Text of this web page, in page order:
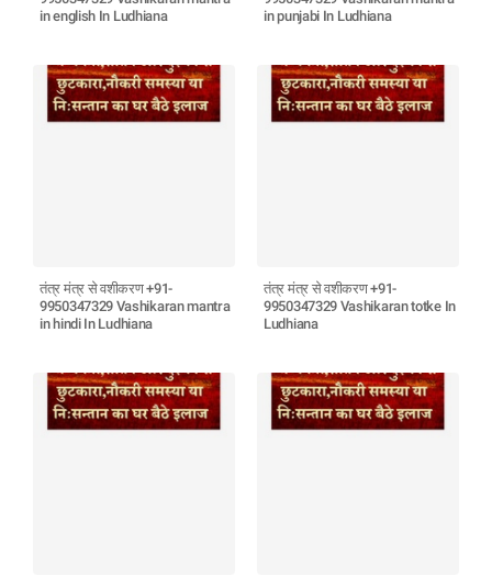
in english In Ludhiana
in punjabi In Ludhiana
तंत्र मंत्र से वशीकरण +91-
9950347329 Vashikaran mantra
in hindi In Ludhiana
तंत्र मंत्र से वशीकरण +91-
9950347329 Vashikaran totke In
Ludhiana